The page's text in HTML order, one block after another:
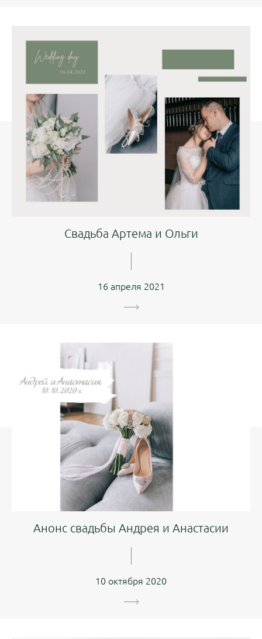
Свадьба Артема и Ольги
16 апреля 2021
Анонс свадьбы Андрея и Анастасии
10 октября 2020